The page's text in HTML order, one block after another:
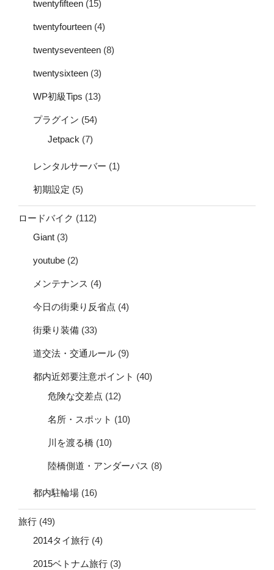
twentyfifteen (15)
twentyfourteen (4)
twentyseventeen (8)
twentysixteen (3)
WP初級Tips (13)
プラグイン (54)
Jetpack (7)
レンタルサーバー (1)
初期設定 (5)
ロードバイク (112)
Giant (3)
youtube (2)
メンテナンス (4)
今日の街乗り反省点 (4)
街乗り装備 (33)
道交法・交通ルール (9)
都内近郊要注意ポイント (40)
危険な交差点 (12)
名所・スポット (10)
川を渡る橋 (10)
陸橋側道・アンダーパス (8)
都内駐輪場 (16)
旅行 (49)
2014タイ旅行 (4)
2015ベトナム旅行 (3)